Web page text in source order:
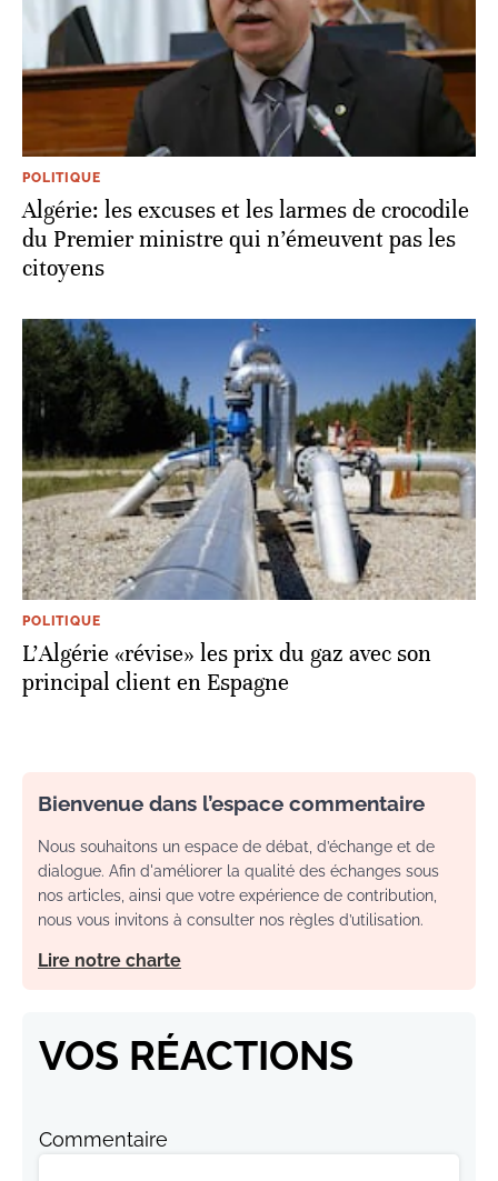
POLITIQUE
Algérie: les excuses et les larmes de crocodile
du Premier ministre qui n’émeuvent pas les
citoyens
POLITIQUE
L'Algérie «révise» les prix du gaz avec son
principal client en Espagne
Bienvenue dans l’espace commentaire
Nous souhaitons un espace de débat, d’échange et de
dialogue. Afin d'améliorer la qualité des échanges sous
nos articles, ainsi que votre expérience de contribution,
nous vous invitons à consulter nos règles d’utilisation.
Lire notre charte
VOS RÉACTIONS
Commentaire